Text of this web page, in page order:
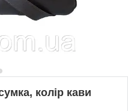
колір кави